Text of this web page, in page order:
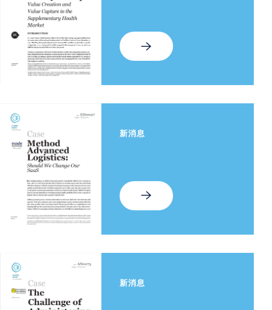
新消息
新消息